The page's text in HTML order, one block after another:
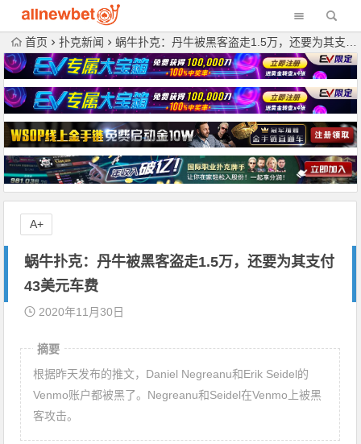
首页 扑克新闻 蜗牛扑克：丹牛被黑客盗走1.5万，还要为其支付43美元车费
蜗牛扑克：丹牛被黑客盗走1.5万，还要为其支付
43美元车费
2020年11月30日
摘要
根据昨天发布的推文，Daniel Negreanu和Erik Seidel的
Venmo账户都被黑了。Negreanu和Seidel在Venmo上被黑
客攻击。
A+